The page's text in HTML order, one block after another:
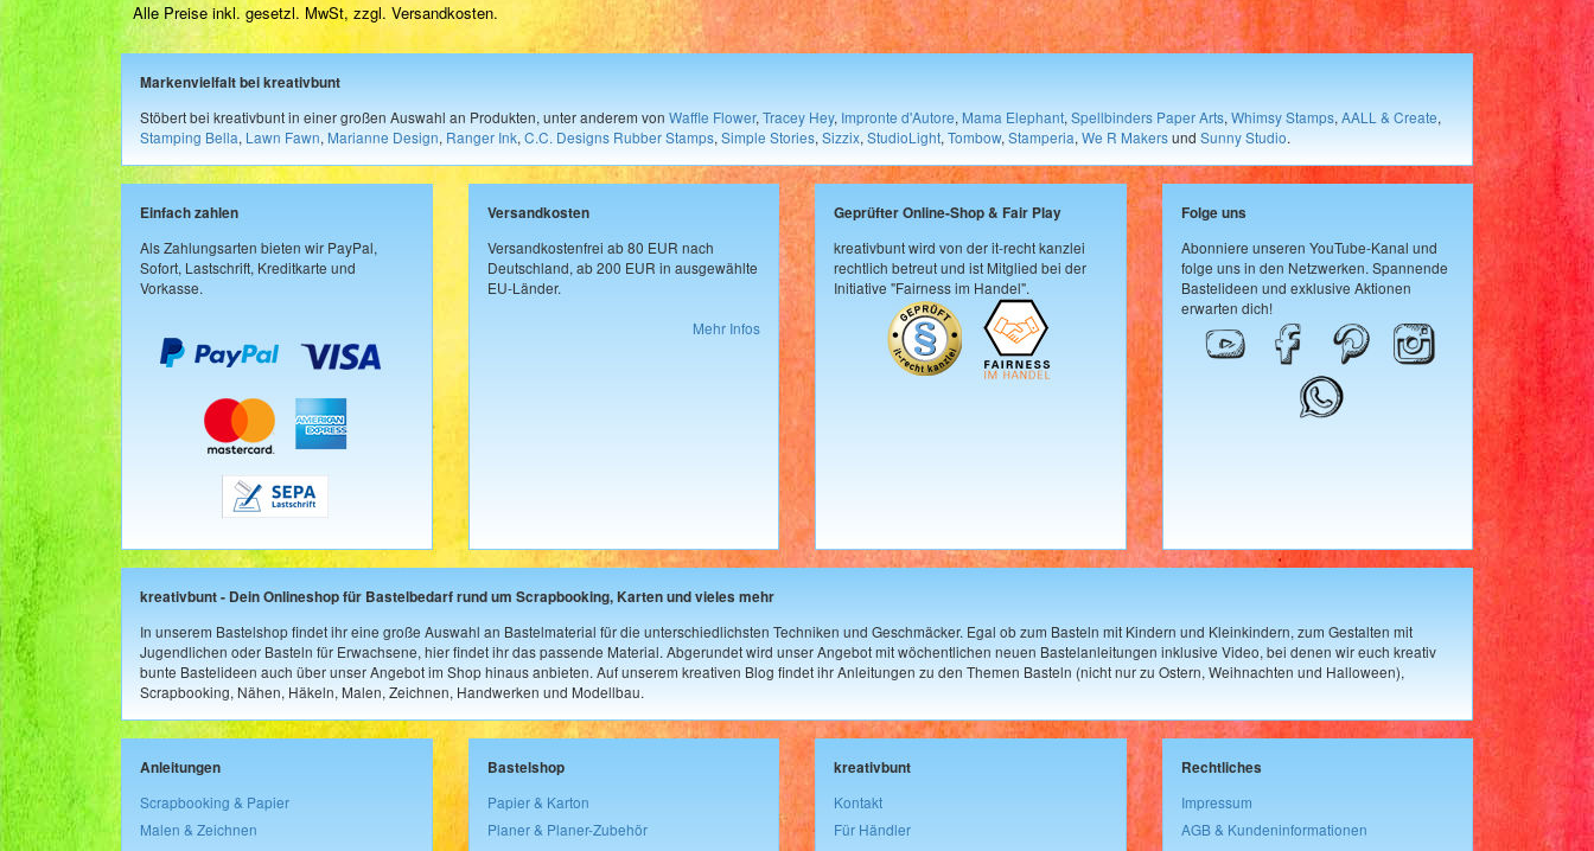
Alle Preise inkl. gesetzl. MwSt, zzgl. Versandkosten.
Markenvielfalt bei kreativbunt
Stöbert bei kreativbunt in einer großen Auswahl an Produkten, unter anderem von Waffle Flower, Tracey Hey, Impronte d'Autore, Mama Elephant, Spellbinders Paper Arts, Whimsy Stamps, AALL & Create,
Stamping Bella, Lawn Fawn, Marianne Design, Ranger Ink, C.C. Designs Rubber Stamps, Simple Stories, Sizzix, StudioLight, Tombow, Stamperia, We R Makersund Sunny Studio.
Einfach zahlen
Als Zahlungsarten bieten wir PayPal,
Sofort, Lastschrift, Kreditkarte und
Vorkasse.
Versandkosten
Versandkostenfrei ab 80 EUR nach
Deutschland, ab 200 EUR in ausgewählte
EU-Länder.
Mehr Infos
Geprüfter Online-Shop & Fair Play
kreativbunt wird von der it-recht kanzlei
rechtlich betreut und ist Mitglied bei der
Initiative "Fairness im Handel".
Folge uns
Abonniere unseren YouTube-Kanal und
folge uns in den Netzwerken. Spannende
Bastelideen und exklusive Aktionen
erwarten dich!
kreativbunt - Dein Onlineshop für Bastelbedarf rund um Scrapbooking, Karten und vieles mehr
In unserem Bastelshop findet ihr eine große Auswahl an Bastelmaterial für die unterschiedlichsten Techniken und Geschmäcker. Egal ob zum Basteln mit Kindern und Kleinkindern, zum Gestalten mit
Jugendlichen oder Basteln für Erwachsene, hier findet ihr das passende Material. Abgerundet wird unser Angebot mit wöchentlichen neuen Bastelanleitungen inklusive Video, bei denen wir euch kreativ
bunte Bastelideen auch über unser Angebot im Shop hinaus anbieten. Auf unserem kreativen Blog findet ihr Anleitungen zu den Themen Basteln (nicht nur zu Ostern, Weihnachten und Halloween),
Scrapbooking, Nähen, Häkeln, Malen, Zeichnen, Handwerken und Modellbau.
Anleitungen
Scrapbooking & Papier
Malen & Zeichnen
Bastelshop
Papier & Karton
Planer & Planer-Zubehör
kreativbunt
Kontakt
Für Händler
Rechtliches
Impressum
AGB & Kundeninformationen